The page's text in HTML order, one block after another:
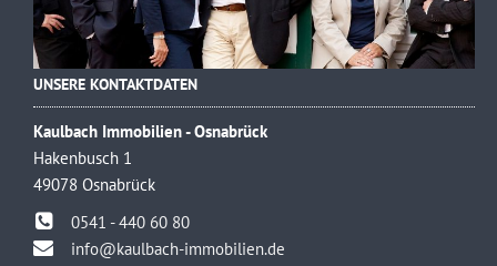
UNSERE KONTAKTDATEN
Kaulbach Immobilien - Osnabrück
Hakenbusch 1
49078 Osnabrück
0541 - 440 60 80
info@kaulbach-immobilien.de